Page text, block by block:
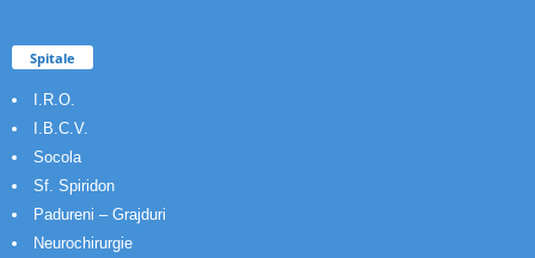
Spitale
I.R.O.
I.B.C.V.
Socola
Sf. Spiridon
Padureni – Grajduri
Neurochirurgie